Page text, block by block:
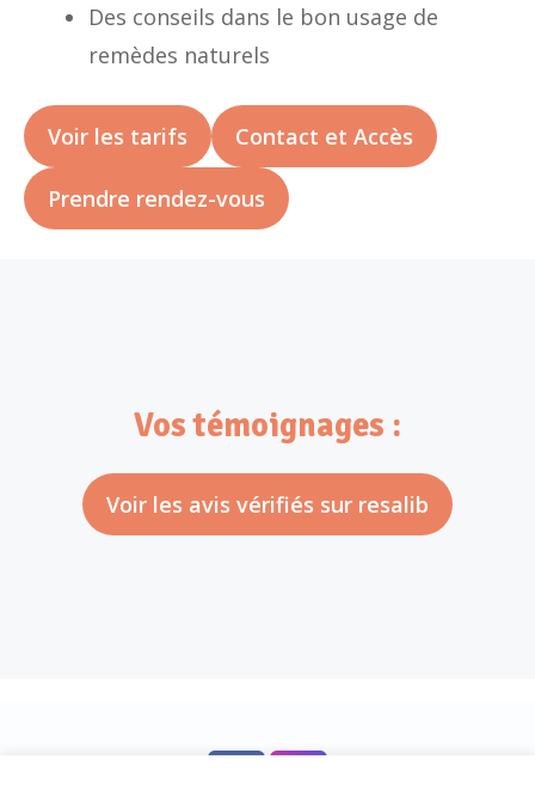
Des conseils dans le bon usage de
remèdes naturels
Voir les tarifs Contact et Accès
Prendre rendez-vous
Vos témoignages :
Voir les avis vérifiés sur resalib